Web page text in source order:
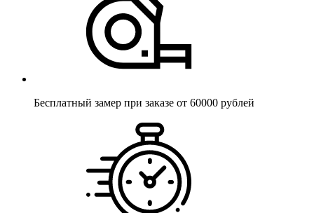
Бесплатный замер при заказе от 60000 рублей